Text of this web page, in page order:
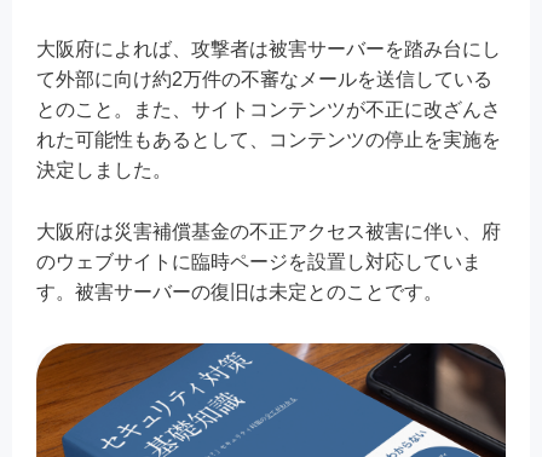
大阪府によれば、攻撃者は被害サーバーを踏み台にし
て外部に向け約2万件の不審なメールを送信している
とのこと。また、サイトコンテンツが不正に改ざんさ
れた可能性もあるとして、コンテンツの停止を実施を
決定しました。
大阪府は災害補償基金の不正アクセス被害に伴い、府
のウェブサイトに臨時ページを設置し対応していま
す。被害サーバーの復旧は未定とのことです。